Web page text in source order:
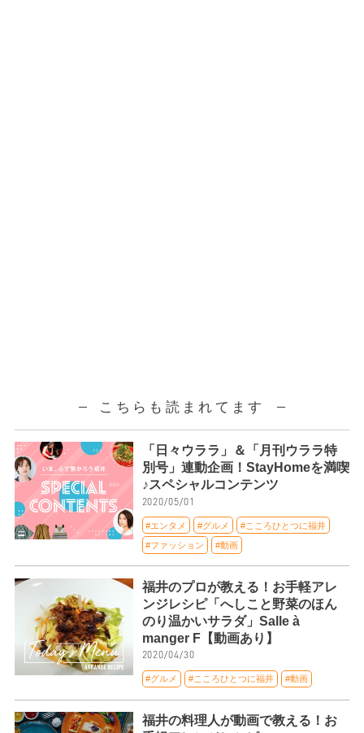
こちらも読まれてます
「日々ウララ」＆「月刊ウララ特
別号」連動企画！StayHomeを満喫
♪スペシャルコンテンツ
2020/05/01
#エンタメ #グルメ #こころひとつに福井
#ファッション #動画
福井のプロが教える！お手軽アレ
ンジレシピ「へしこと野菜のほん
のり温かいサラダ」Salle à
manger F【動画あり】
2020/04/30
#グルメ #こころひとつに福井 #動画
福井の料理人が動画で教える！お